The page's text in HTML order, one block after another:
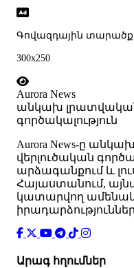
Գովազդային տարածք
300x250
Aurora News
անկախ
գործակալություն
Аurora News-ը
վերլուծական
արձագանքում և
Հայաստանում,
կատարվող
Արագ հղումներ